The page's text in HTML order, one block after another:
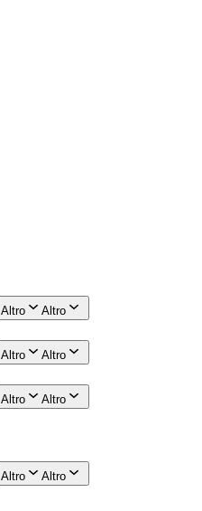
Altro Altro
Altro Altro
Altro Altro
Altro Altro